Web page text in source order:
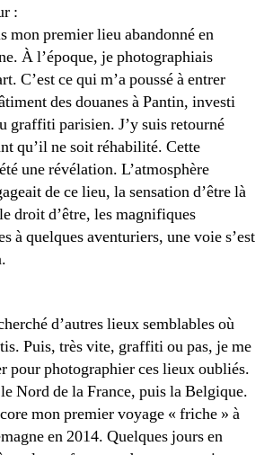
:
mon premier lieu abandonné en
À l’époque, je photographiais
C’est ce qui m’a poussé à entrer
des douanes à Pantin, investi
graffiti parisien. J’y suis retourné
qu’il ne soit réhabilité. Cette
une révélation. L’atmosphère
de ce lieu, la sensation d’être là
droit d’être, les magnifiques
à quelques aventuriers, une voie s’est
d’autres lieux semblables où
Puis, très vite, graffiti ou pas, je me
pour photographier ces lieux oubliés.
Nord de la France, puis la Belgique.
mon premier voyage « friche » à
en 2014. Quelques jours en